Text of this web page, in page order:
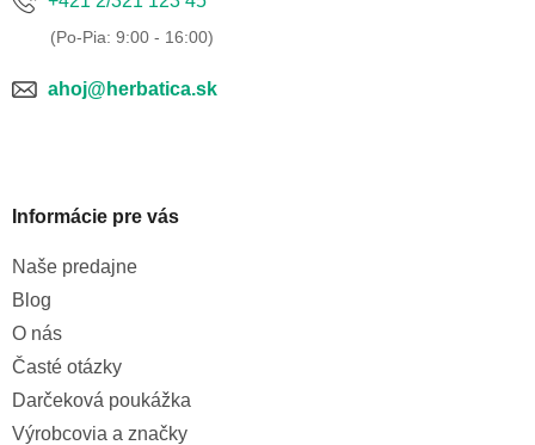
ahoj@herbatica.sk
Informácie pre vás
Naše predajne
Blog
O nás
Časté otázky
Darčeková poukážka
Výrobcovia a značky